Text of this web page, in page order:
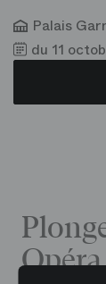
Palais
du 11